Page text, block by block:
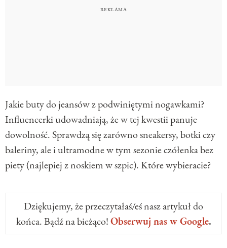
Jakie buty do jeansów z podwiniętymi nogawkami?
Influencerki udowadniają, że w tej kwestii panuje
dowolność. Sprawdzą się zarówno sneakersy, botki czy
baleriny, ale i ultramodne w tym sezonie czółenka bez
piety (najlepiej z noskiem w szpic). Które wybieracie?
Dziękujemy, że przeczytałaś/eś nasz artykuł do
końca. Bądź na bieżąco!Obserwuj nas w Google.